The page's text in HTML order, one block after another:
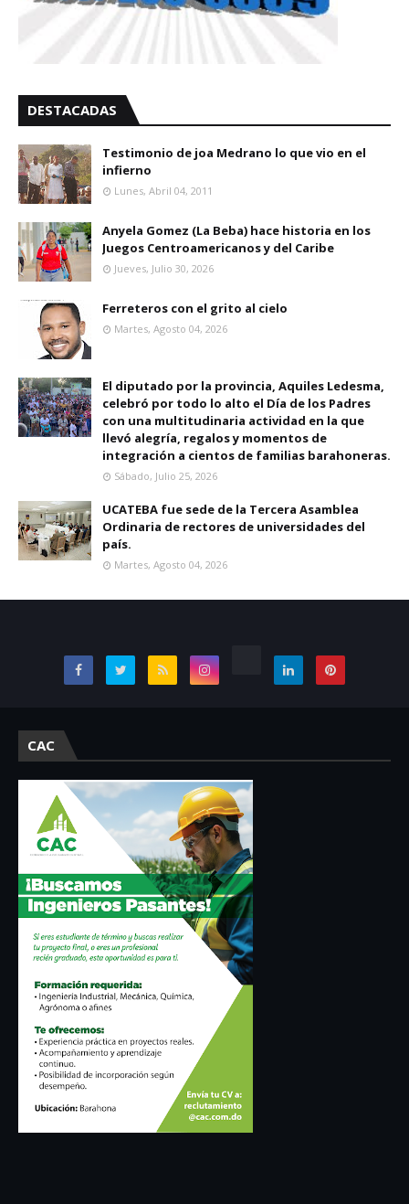
DESTACADAS
Testimonio de joa Medrano lo que vio en el
infierno
Lunes, Abril 04, 2011
Anyela Gomez (La Beba) hace historia en los
Juegos Centroamericanos y del Caribe
Jueves, Julio 30, 2026
Ferreteros con el grito al cielo
Martes, Agosto 04, 2026
El diputado por la provincia, Aquiles Ledesma,
celebró por todo lo alto el Día de los Padres
con una multitudinaria actividad en la que
llevó alegría, regalos y momentos de
integración a cientos de familias barahoneras.
Sábado, Julio 25, 2026
UCATEBA fue sede de la Tercera Asamblea
Ordinaria de rectores de universidades del
país.
Martes, Agosto 04, 2026
CAC